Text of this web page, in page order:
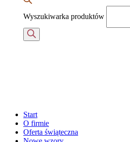
Wyszukiwarka produktów
Start
O firmie
Oferta świąteczna